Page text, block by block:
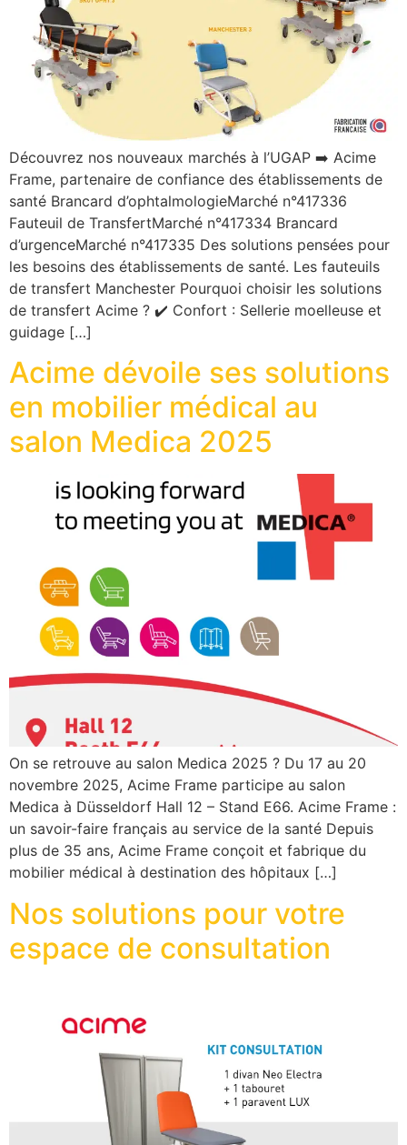
Découvrez nos nouveaux marchés à l’UGAP ➡️ Acime
Frame, partenaire de confiance des établissements de
santé Brancard d’ophtalmologieMarché n°417336
Fauteuil de TransfertMarché n°417334 Brancard
d’urgenceMarché n°417335 Des solutions pensées pour
les besoins des établissements de santé. Les fauteuils
de transfert Manchester Pourquoi choisir les solutions
de transfert Acime ? ✔️ Confort : Sellerie moelleuse et
guidage […]
Acime dévoile ses solutions
en mobilier médical au
salon Medica 2025
On se retrouve au salon Medica 2025 ? Du 17 au 20
novembre 2025, Acime Frame participe au salon
Medica à Düsseldorf Hall 12 – Stand E66. Acime Frame :
un savoir-faire français au service de la santé Depuis
plus de 35 ans, Acime Frame conçoit et fabrique du
mobilier médical à destination des hôpitaux […]
Nos solutions pour votre
espace de consultation